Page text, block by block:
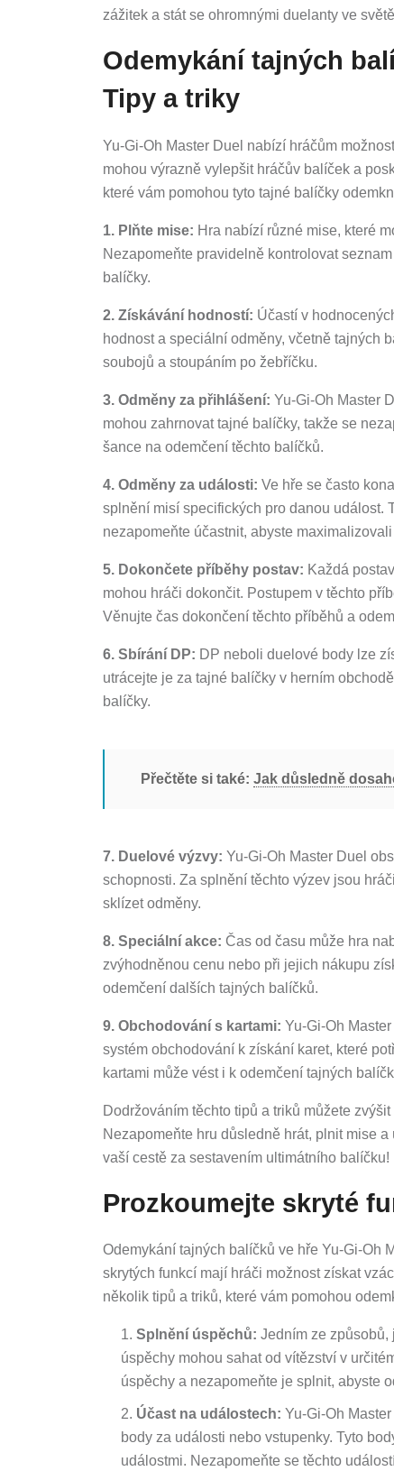
zážitek a stát se ohromnými duelanty ve
Odemykání tajných
Tipy a triky
Yu-Gi-Oh Master Duel nabízí hráčům
mohou výrazně vylepšit hráčův balíček a
které vám pomohou tyto tajné balíčky
1. Plňte mise: Hra nabízí různé mise, které
Nezapomeňte pravidelně kontrolovat
balíčky.
2. Získávání hodností: Účastí v
hodnost a speciální odměny, včetně tajných
soubojů a stoupáním po žebříčku.
3. Odměny za přihlášení: Yu-Gi-Oh Master
mohou zahrnovat tajné balíčky, takže se
šance na odemčení těchto balíčků.
4. Odměny za události: Ve hře se často
splnění misí specifických pro danou událost.
nezapomeňte účastnit, abyste
5. Dokončete příběhy postav: Každá
mohou hráči dokončit. Postupem v těchto
Věnujte čas dokončení těchto příběhů a
6. Sbírání DP: DP neboli duelové body lze
utrácejte je za tajné balíčky v herním
balíčky.
Přečtěte si také: Jak důsledně
7. Duelové výzvy: Yu-Gi-Oh Master Duel
schopnosti. Za splnění těchto výzev jsou
sklízet odměny.
8. Speciální akce: Čas od času může hra
zvýhodněnou cenu nebo při jejich nákupu
odemčení dalších tajných balíčků.
9. Obchodování s kartami: Yu-Gi-Oh
systém obchodování k získání karet, které
kartami může vést i k odemčení tajných
Dodržováním těchto tipů a triků můžete
Nezapomeňte hru důsledně hrát, plnit mise
vaší cestě za sestavením ultimátního balíčku!
Prozkoumejte skryté
Odemykání tajných balíčků ve hře Yu-Gi-Oh
skrytých funkcí mají hráči možnost získat
několik tipů a triků, které vám pomohou
Splnění úspěchů: Jedním ze způsobů,
úspěchy mohou sahat od vítězství v
úspěchy a nezapomeňte je splnit, abyste
Účast na událostech: Yu-Gi-Oh
body za události nebo vstupenky. Tyto
událostmi. Nezapomeňte se těchto